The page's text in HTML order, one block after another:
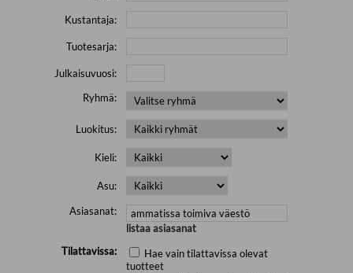
Kustantaja:
Tuotesarja:
Julkaisuvuosi:
Ryhmä:
Luokitus:
Kieli:
Asu:
Asiasanat:
listaa asiasanat
Tilattavissa:
Hae vain tilattavissa olevat
tuotteet